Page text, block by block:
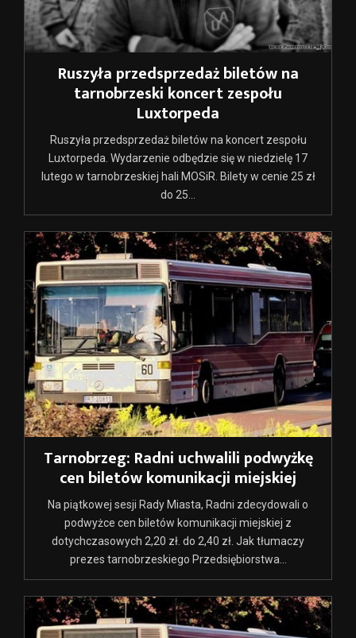
Ruszyła przedsprzedaż biletów na
tarnobrzeski koncert zespołu
Luxtorpeda
Ruszyła przedsprzedaż biletów na koncert zespołu
Luxtorpeda. Wydarzenie odbędzie się w niedzielę 17
lutego w tarnobrzeskiej hali MOSiR. Bilety w cenie 25 zł
do 25...
Tarnobrzeg: Radni uchwalili podwyżkę
cen biletów komunikacji miejskiej
Na piątkowej sesji Rady Miasta, Radni zdecydowali o
podwyżce cen biletów komunikacji miejskiej z
dotychczasowych 2,20 zł. do 2,40 zł. Jak tłumaczy
prezes tarnobrzeskiego Przedsiębiorstwa...